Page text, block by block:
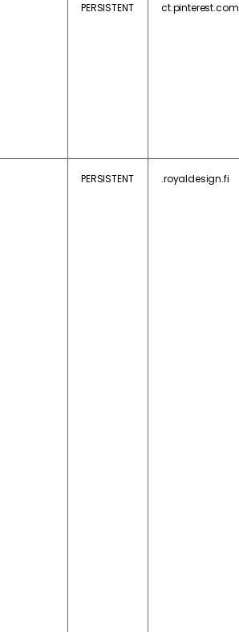
PERSISTENT ct.pinterest.com
PERSISTENT .royaldesign.fi